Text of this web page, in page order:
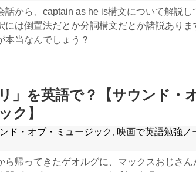
話から、captain as he is構文について解説し
には倒置法だとか分詞構文だとか諸説ありま
本当なんでしょう？
」を英語で？【サウンド・
ク】
ド・オブ・ミュージック, 映画で英語勉強ノ
ら帰ってきたゲオルグに、マックスおじさん